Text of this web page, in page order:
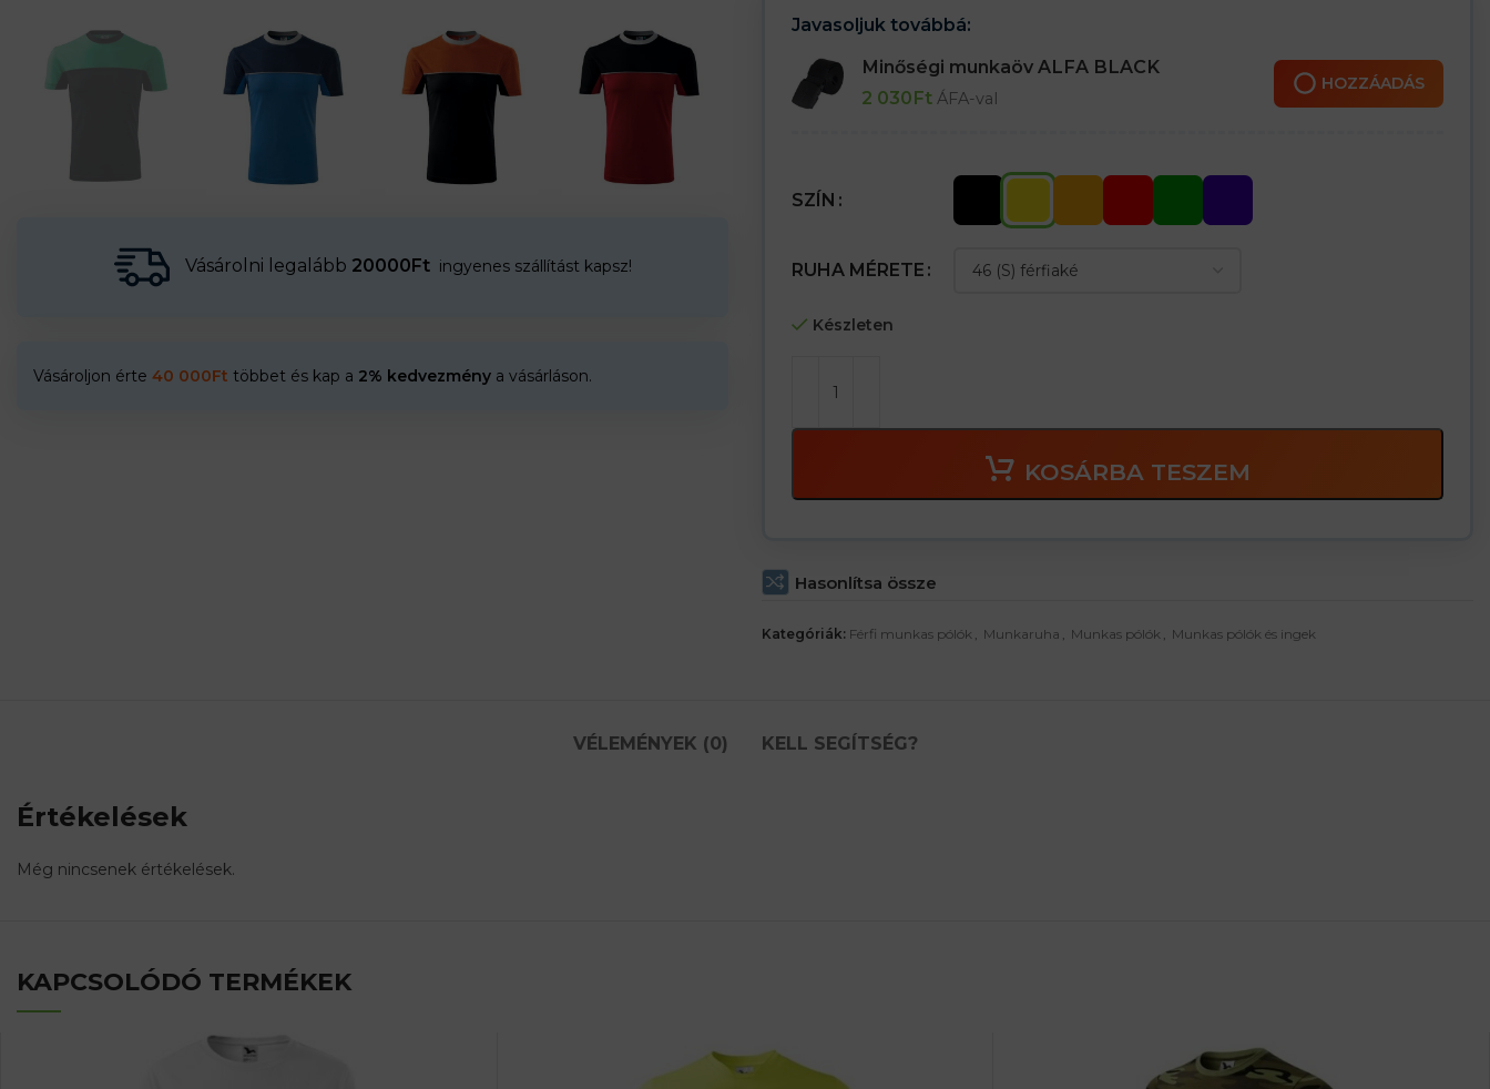
Vásárolni legalább 20000Ft ingyenes szállítást kapsz!
Vásároljon érte 40 000Ft többet és kap a 2% kedvezmény a vásárláson.
Javasoljuk továbbá:
Minőségi munkaöv ALFA BLACK
2 030Ft ÁFA-val
HOZZÁADÁS
SZÍN
RUHA MÉRETE
Készleten
KOSÁRBA TESZEM
Hasonlítsa össze
Kategóriák: Férfi munkas pólók , Munkaruha , Munkas pólók , Munkas pólók és ingek
VÉLEMÉNYEK (0) KELL SEGÍTSÉG?
Értékelések
Még nincsenek értékelések.
KAPCSOLÓDÓ TERMÉKEK